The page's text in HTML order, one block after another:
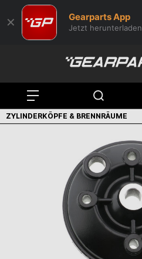
✕ Gearparts App
Jetzt herunterladen
ZYLINDERKÖPFE & BRENNRÄUME